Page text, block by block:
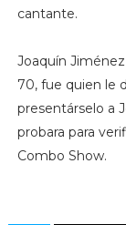
cantante.
Joaquín
70, fue quien le
presentárselo a
probara para
Combo Show.